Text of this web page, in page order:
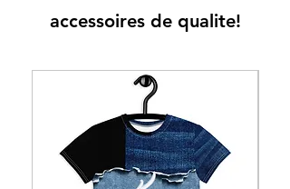
accessoires de qualite!